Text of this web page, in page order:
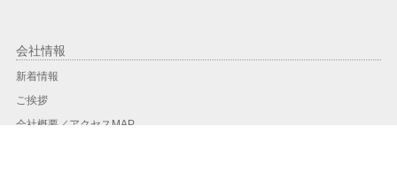
会社情報
新着情報
ご挨拶
会社概要／アクセスMAP